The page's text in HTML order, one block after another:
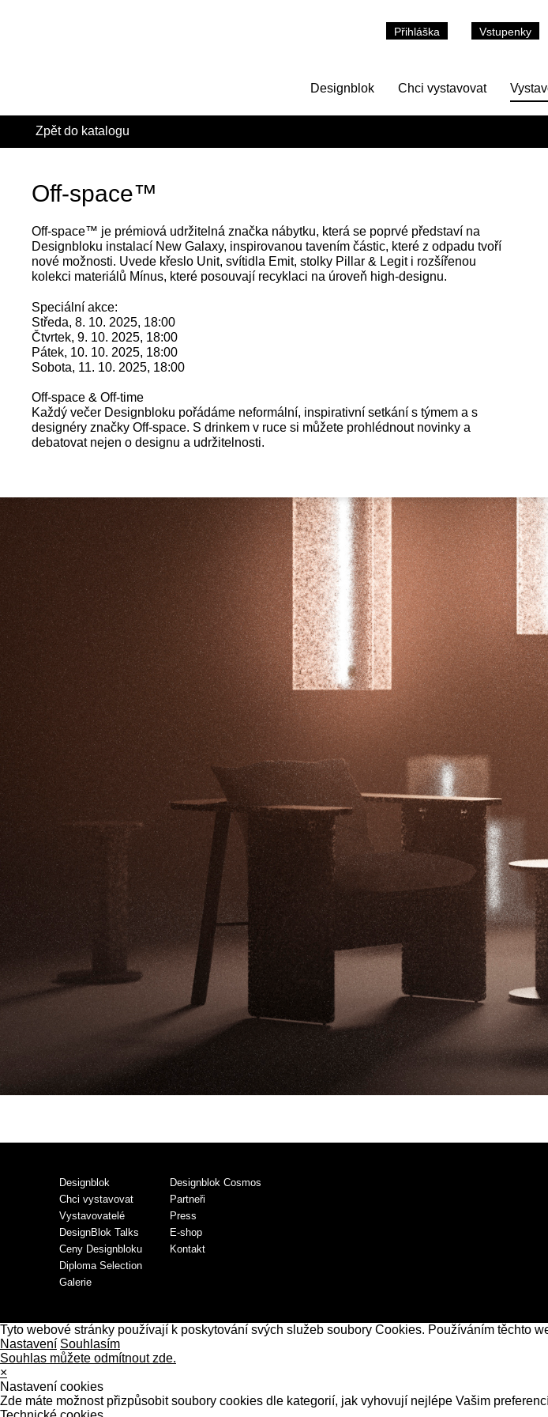
Přihláška Vstupenky
Designblok Chci vystavovat
Zpět do katalogu
Off-space™
Off-space™ je prémiová udržitelná značka nábytku, která se poprvé představí na
Designbloku instalací New Galaxy, inspirovanou tavením částic, které z odpadu tvoří
nové možnosti. Uvede křeslo Unit, svítidla Emit, stolky Pillar & Legit i rozšířenou
kolekci materiálů Mínus, které posouvají recyklaci na úroveň high-designu.
Speciální akce:
Středa, 8. 10. 2025, 18:00
Čtvrtek, 9. 10. 2025, 18:00
Pátek, 10. 10. 2025, 18:00
Sobota, 11. 10. 2025, 18:00
Off-space & Off-time
Každý večer Designbloku pořádáme neformální, inspirativní setkání s týmem a s
designéry značky Off-space. S drinkem v ruce si můžete prohlédnout novinky a
debatovat nejen o designu a udržitelnosti.
Designblok
Chci vystavovat
Vystavovatelé
DesignBlok Talks
Ceny Designbloku
Diploma Selection
Galerie
Designblok Cosmos
Partneři
Press
E-shop
Kontakt
Tyto webové stránky používají k poskytování svých služeb soubory Cookies. Používáním těchto
Nastavení Souhlasím
Souhlas můžete odmítnout zde.
×
Nastavení cookies
Zde máte možnost přizpůsobit soubory cookies dle kategorií, jak vyhovují nejlépe Vašim